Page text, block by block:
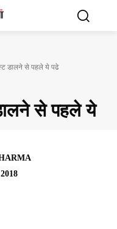
डालने से पहले ये पढे
से पहले ये